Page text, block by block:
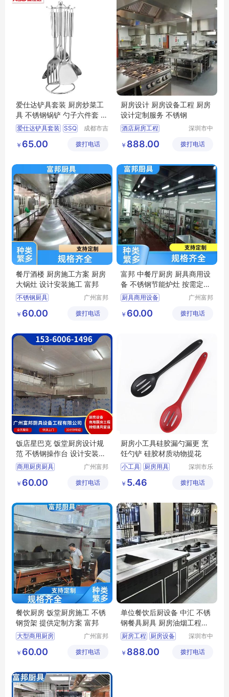
爱仕达铲具套装 厨房炒菜工
具 不锈钢锅铲 勺子六件套 S
SQ-06G-UGO
爱仕达铲具套装 SSQ
厨房炒菜工具
成都市吉
技有限公
￥ 65.00 拨打电话
厨房设计 厨房设备工程 厨房
设计定制服务 不锈钢
酒店厨房工程
厨房工程 厨具设备
深圳市中
备有限公
￥ 888.00 拨打电话
餐厅酒楼 厨房施工方案 厨房
大锅灶 设计安装施工 富邦
不锈钢厨具
厨房设计规范
千人饭堂厨房
广州富邦
工程有限
￥ 60.00 拨打电话
富邦 中餐厅厨房 厨具商用设
备 不锈钢节能炉灶 按需定制
设计
厨具商用设备
饭堂电磁炉
广州富邦
工程有限
￥ 60.00 拨打电话
饭店星巴克 饭堂厨房设计规
范 不锈钢操作台 设计安装施
工 富邦
商用厨房厨具
厨房设计哪家专业
厨房整体解决方案
广州富邦
工程有限
￥ 60.00 拨打电话
厨房小工具硅胶漏勺漏更 烹
饪勺铲 硅胶材质动物提花
小工具 厨房用具
深圳市乐
技有限公
￥ 5.46 拨打电话
餐饮厨房 饭堂厨房施工 不锈
钢货架 提供定制方案 富邦
大型商用厨房
厨房炊事设备
千人饭堂厨房
广州富邦
工程有限
￥ 60.00 拨打电话
单位餐饮后厨设备 中汇 不锈
钢餐具厨具 厨房油烟工程设
计安装
厨房工程
厨房设备
酒店厨房工程
深圳市中
备有限公
￥ 888.00 拨打电话